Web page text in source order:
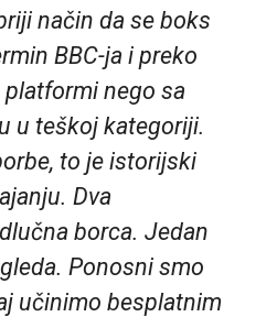
način da se boks
BBC-ja i preko
nego sa
u teškoj kategoriji.
to je istorijski
Dva
borca. Jedan
Ponosni smo
učinimo besplatnim